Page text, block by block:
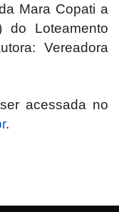
Mara Copati a
Loteamento
Vereadora
acessada no
.